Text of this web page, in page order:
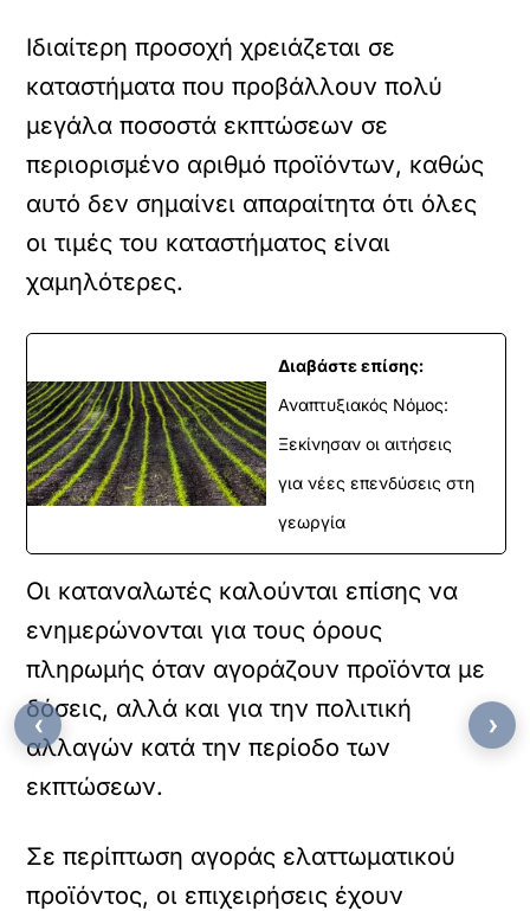
Ιδιαίτερη προσοχή χρειάζεται σε
καταστήματα που προβάλλουν πολύ
μεγάλα ποσοστά εκπτώσεων σε
περιορισμένο αριθμό προϊόντων, καθώς
αυτό δεν σημαίνει απαραίτητα ότι όλες
οι τιμές του καταστήματος είναι
χαμηλότερες.
Διαβάστε επίσης:
Αναπτυξιακός Νόμος:
Ξεκίνησαν οι αιτήσεις
για νέες επενδύσεις στη
γεωργία
Οι καταναλωτές καλούνται επίσης να
ενημερώνονται για τους όρους
πληρωμής όταν αγοράζουν προϊόντα με
δόσεις, αλλά και για την πολιτική
αλλαγών κατά την περίοδο των
εκπτώσεων.
Σε περίπτωση αγοράς ελαττωματικού
προϊόντος, οι επιχειρήσεις έχουν
‹ ›